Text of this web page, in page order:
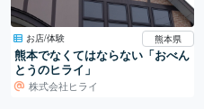
お店/体験 熊本県
熊本でなくてはならない「おべん
とうのヒライ」
株式会社ヒライ